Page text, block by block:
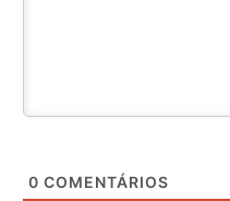
0 COMENTÁRIOS